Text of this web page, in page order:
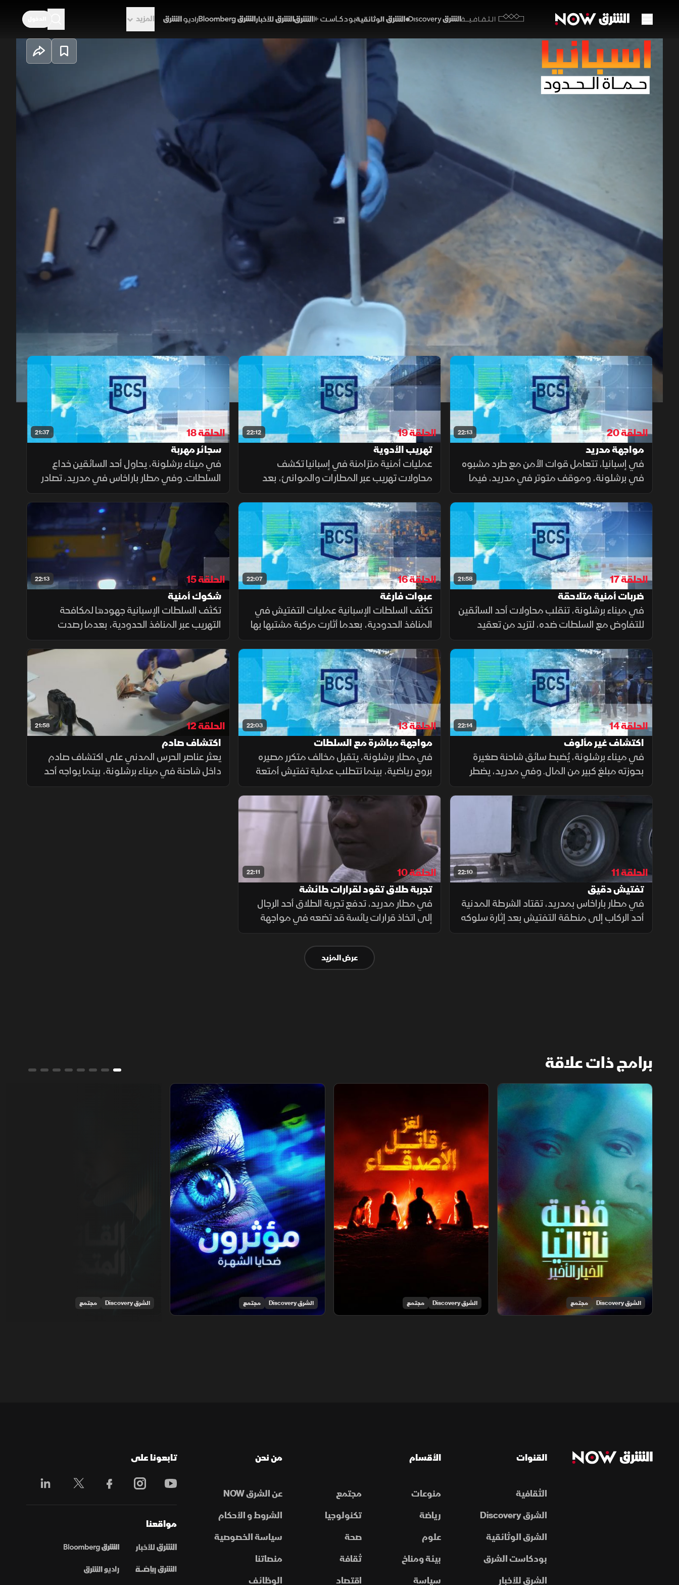
الثقافية
المزيد
00:12/22:14 1x auto
اتهام زوجة
في مدريد، وبينما كانت إحدى الرحلات المتجهة إلى بكين، تدخل ضباط الحرس المدني واقتادوا مسافرا من على متن
الطائرة قبل مغادرتها. وجاء هذا التحرك بعد أن التقط النظام الآلي فراغات مريبة داخل حقيبته. وخلال مواجهته، أنكر حمله
لأي مواد غير مصرح بها، وفور تضييق الخناق عليه، لجأ المسافر إلى إلقاء اللوم على زوجته، وبالتوازي، تفرض وحدة مراقبة
الجمارك ببرشلونة رقابة صارمة على الشحنات الدولية؛ حيث اشتبه في طرد بريدي يزعم مرسلوه أنه يحتوي على "ملحقات
هواتف معطلة".
برامج الجريمة والغموض ديسكفري
حلقات الموسم 6
22:13
الحلقة 20
مواجهة مدريد
في إسبانيا، تتعامل قوات الأمن مع طرد مشبوه
في برشلونة، وموقف متوتر في مدريد، فيما
ينجح الحرس المدني في الجزيرة الخضراء بتفكيك
شبكة إجرامية متورطة في أنشطة غير قانونية.
22:12
الحلقة 19
تهريب الأدوية
عمليات أمنية متزامنة في إسبانيا تكشف
محاولات تهريب عبر المطارات والموانئ، بعد
ضبط مسؤول في طاقم ضيافة جوية متلبسا
بالتهريب، والاشتباه ببضائع داخل حاويات، والعثور
على أدوية بكميات كبيرة.
21:37
الحلقة 18
سجائر مهربة
في ميناء برشلونة، يحاول أحد السائقين خداع
السلطات. وفي مطار باراخاس في مدريد، تصادر
مقتنيات الشخصية لإحدى المسافرات. أما في
مطار إل برات ببرشلونة، يثير سلوك أحد الركاب
شكوك عناصر الحرس المدني
21:58
الحلقة 17
ضربات أمنية متلاحقة
في ميناء برشلونة، تنقلب محاولات أحد السائقين
للتفاوض مع السلطات ضده، لتزيد من تعقيد
موقفه بدلا من حل مشكلته. وفي مطار باراخاس
بمدريد، يعثر المفتشون على مواد غذائية
محظورة بحوزة أحد المسافرين
22:07
الحلقة 16
عبوات فارغة
تكثف السلطات الإسبانية عمليات التفتيش في
المنافذ الحدودية، بعدما أثارت مركبة مشتبها بها
وحقائب ركاب ومواد غذائية مخالفة الشبهات
في ميناء برشلونة ومطاري باراخاس وإل برات
وميناء الجزيرة الخضراء
22:13
الحلقة 15
شكوك أمنية
تكثف السلطات الإسبانية جهودها لمكافحة
التهريب عبر المنافذ الحدودية، بعدما رصدت
الجمارك والحرس المدني حقائب ومركبات أثارت
الشبهات في مطار باراخاس وميناء برشلونة
ومعبر لا لينيا، وسط عمليات تفتيش
22:14
الحلقة 14
اكتشاف غير مألوف
في ميناء برشلونة، يُضبط سائق شاحنة صغيرة
بحوزته مبلغ كبير من المال. وفي مدريد، يضطر
ضباط الجمارك لمصادرة عدد من الأطعمة التي
جلبها مسافر من الصين. أما في مطار برشلونة،
فيصادف الضباط اكتشافا غير مألوف.
22:03
الحلقة 13
مواجهة مباشرة مع السلطات
في مطار برشلونة، يتقبل مخالف متكرر مصيره
بروح رياضية، بينما تتطلب عملية تفتيش أمتعة
في مطار مدريد أمعاء قوية لتحمل رائحة ما
بداخلها. كما قد تتسبب مشتريات أحد المسافرين
الرخيصة في خسائر مالية له.
21:58
الحلقة 12
اكتشاف صادم
يعثر عناصر الحرس المدني على اكتشاف صادم
داخل شاحنة في ميناء برشلونة، بينما يواجه أحد
المسافرين عواقب مكلفة بسبب هدايا أحضرها
22:10
الحلقة 11
تفتيش دقيق
في مطار باراخاس بمدريد، تقتاد الشرطة المدنية
أحد الركاب إلى منطقة التفتيش بعد إثارة سلوكه
الشكوك، بينما يفاجأ أحد الركاب في برشلونة
22:11
الحلقة 10
تجربة طلاق تقود لقرارات طائشة
في مطار مدريد، تدفع تجربة الطلاق أحد الرجال
إلى اتخاذ قرارات يائسة قد تضعه في مواجهة
مباشرة مع السلطات، بينما في ميناء برشلونة،
تظهر الشرطة المدنية صرامة واضحة، إذ لا تتسامح
إطلاقا مع أي تقصير.عرض المزيد
برامج ذات علاقة
قضية ناتاليا.. الخيار الأخير
الشرق Discovery مجتمع
لغز قاتل الأصدقاء
الشرق Discovery مجتمع
مؤثرون.. ضحايا الشهرة
الشرق Discovery مجتمع الشرق Discovery مجتمع
القنوات
الثقافية
الشرق Discovery
الشرق الوثائقية
بودكاست الشرق
الشرق للأخبار
الأقسام
منوعات
مجتمع
رياضة
تكنولوجيا
علوم
صحة
بيئة ومناخ
ثقافة
سياسة
اقتصاد
من نحن
عن الشرق NOW
الشروط و الأحكام
سياسة الخصوصية
منصاتنا
الوظائف
تابعونا على
مواقعنا